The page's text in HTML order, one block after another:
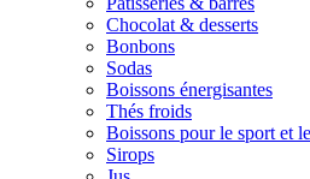
Chocolat & desserts
Bonbons
Sodas
Boissons énergisantes
Thés froids
Boissons pour le sport et
Sirops